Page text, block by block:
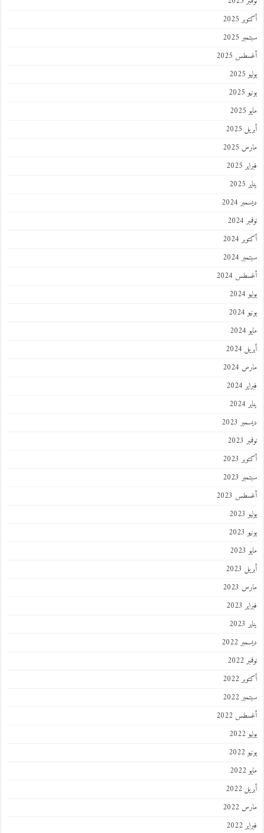
أكتوبر 2025
سبتمبر 2025
أغسطس 2025
يوليو 2025
يونيو 2025
مايو 2025
أبريل 2025
مارس 2025
فبراير 2025
يناير 2025
ديسمبر 2024
نوفمبر 2024
أكتوبر 2024
سبتمبر 2024
أغسطس 2024
يوليو 2024
يونيو 2024
مايو 2024
أبريل 2024
مارس 2024
فبراير 2024
يناير 2024
ديسمبر 2023
نوفمبر 2023
أكتوبر 2023
سبتمبر 2023
أغسطس 2023
يوليو 2023
يونيو 2023
مايو 2023
أبريل 2023
مارس 2023
فبراير 2023
يناير 2023
ديسمبر 2022
نوفمبر 2022
أكتوبر 2022
سبتمبر 2022
أغسطس 2022
يوليو 2022
يونيو 2022
مايو 2022
أبريل 2022
مارس 2022
فبراير 2022